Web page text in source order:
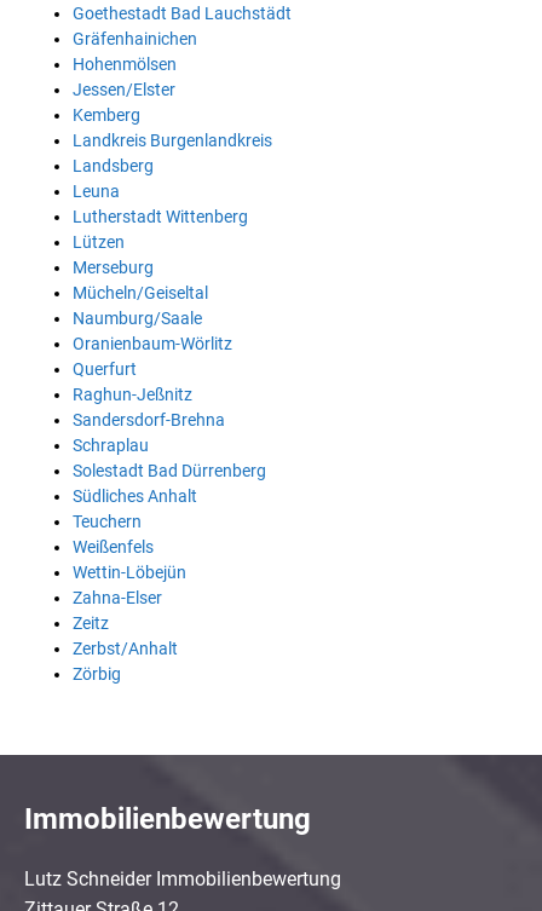
Goethestadt Bad Lauchstädt
Gräfenhainichen
Hohenmölsen
Jessen/Elster
Kemberg
Landkreis Burgenlandkreis
Landsberg
Leuna
Lutherstadt Wittenberg
Lützen
Merseburg
Mücheln/Geiseltal
Naumburg/Saale
Oranienbaum-Wörlitz
Querfurt
Raghun-Jeßnitz
Sandersdorf-Brehna
Schraplau
Solestadt Bad Dürrenberg
Südliches Anhalt
Teuchern
Weißenfels
Wettin-Löbejün
Zahna-Elser
Zeitz
Zerbst/Anhalt
Zörbig
Immobilienbewertung
Lutz Schneider Immobilienbewertung